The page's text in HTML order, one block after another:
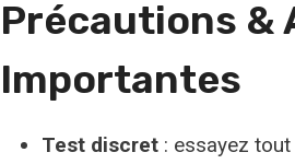
Précautions &
Importantes
Test discret : essayez